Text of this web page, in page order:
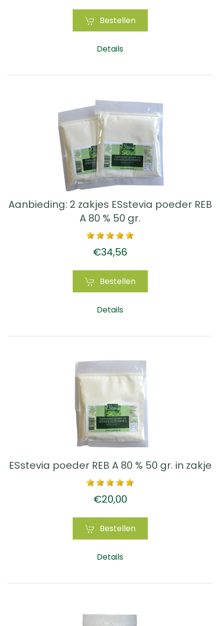
Bestellen
Details
Aanbieding: 2 zakjes ESstevia poeder REB
A 80 % 50 gr.
€34,56
Bestellen
Details
ESstevia poeder REB A 80 % 50 gr. in zakje
€20,00
Bestellen
Details